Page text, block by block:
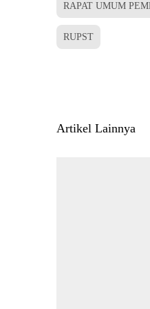
RAPAT UMUM
RUPST
Artikel Lainnya